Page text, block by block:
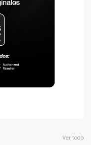
Ver todo